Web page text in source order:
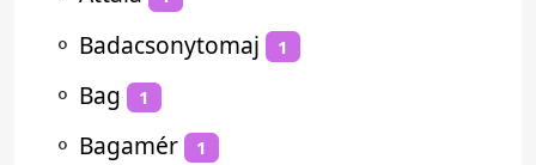
⚬ Badacsonytomaj 1
⚬ Bag 1
⚬ Bagamér 1